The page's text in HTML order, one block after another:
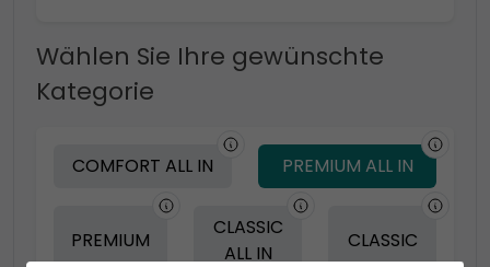
Wählen Sie Ihre gewünschte
Kategorie
COMFORT ALL IN PREMIUM ALL IN
PREMIUM
CLASSIC
ALL IN
CLASSIC